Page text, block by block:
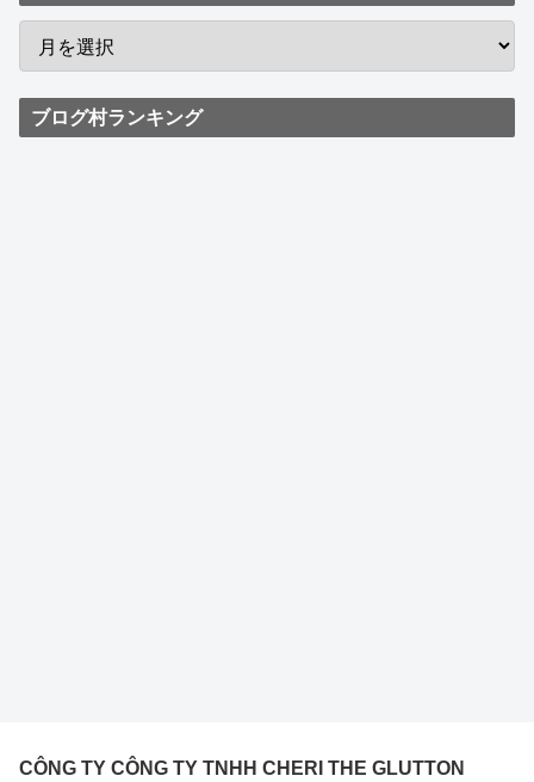
ブログ村ランキング
CÔNG TY CÔNG TY TNHH CHERI THE GLUTTON